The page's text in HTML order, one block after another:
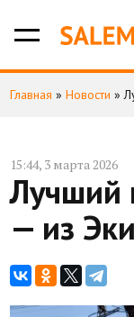
Главная » Новости »
15:44, 3 марта 2026
Лучший
— из